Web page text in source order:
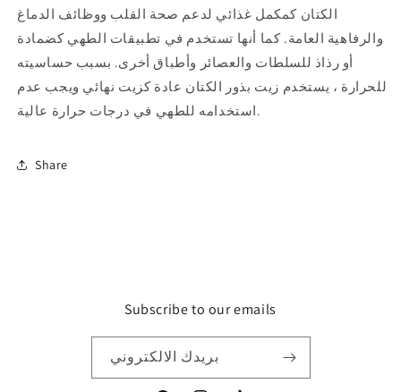
الكتان كمكمل غذائي لدعم صحة القلب ووظائف الدماغ
والرفاهية العامة. كما أنها تستخدم في تطبيقات الطهي كضمادة
أو رذاذ للسلطات والعصائر وأطباق أخرى. بسبب حساسيته
للحرارة ، يستخدم زيت بذور الكتان عادة كزيت نهائي ويجب عدم
استخدامه للطهي في درجات حرارة عالية.
Share
Subscribe to our emails
بريدك الالكتروني